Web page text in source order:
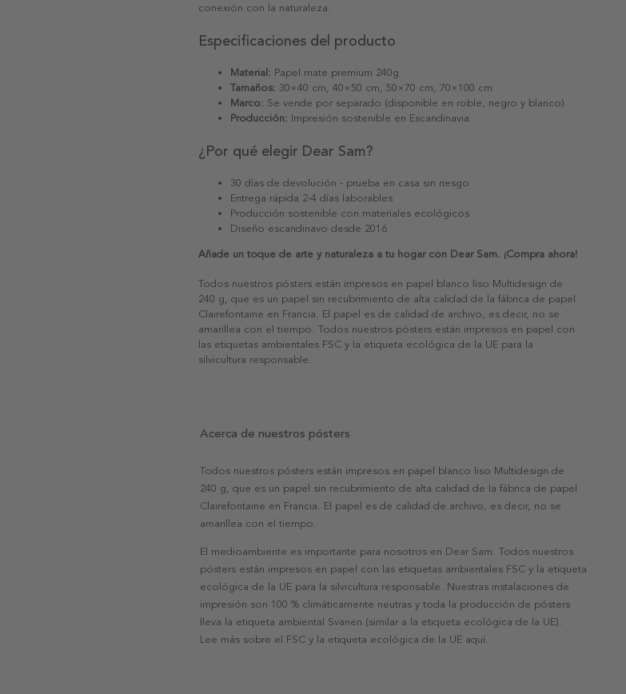
conexión con la naturaleza.
Especificaciones del producto
Material: Papel mate premium 240g
Tamaños: 30×40 cm, 40×50 cm, 50×70 cm, 70×100 cm
Marco: Se vende por separado (disponible en roble, negro y blanco)
Producción: Impresión sostenible en Escandinavia
¿Por qué elegir Dear Sam?
30 días de devolución - prueba en casa sin riesgo
Entrega rápida 2-4 días laborables
Producción sostenible con materiales ecológicos
Diseño escandinavo desde 2016
Añade un toque de arte y naturaleza a tu hogar con Dear Sam. ¡Compra ahora!
Todos nuestros pósters están impresos en papel blanco liso Multidesign de
240 g, que es un papel sin recubrimiento de alta calidad de la fábrica de papel
Clairefontaine en Francia. El papel es de calidad de archivo, es decir, no se
amarillea con el tiempo. Todos nuestros pósters están impresos en papel con
las etiquetas ambientales FSC y la etiqueta ecológica de la UE para la
silvicultura responsable.
Acerca de nuestros pósters
Todos nuestros pósters están impresos en papel blanco liso Multidesign de
240 g, que es un papel sin recubrimiento de alta calidad de la fábrica de papel
Clairefontaine en Francia. El papel es de calidad de archivo, es decir, no se
amarillea con el tiempo.
El medioambiente es importante para nosotros en Dear Sam. Todos nuestros
pósters están impresos en papel con las etiquetas ambientales FSC y la etiqueta
ecológica de la UE para la silvicultura responsable. Nuestras instalaciones de
impresión son 100 % climáticamente neutras y toda la producción de pósters
lleva la etiqueta ambiental Svanen (similar a la etiqueta ecológica de la UE).
Lee más sobre el FSC y la etiqueta ecológica de la UE aquí.